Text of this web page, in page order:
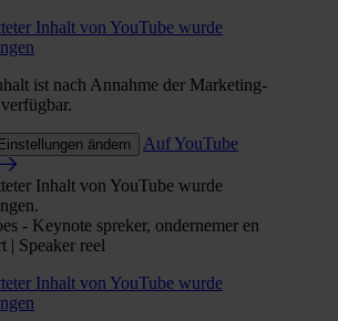
Inhalt von YouTube wurde
ist nach Annahme der Marketing-
ändern
Auf YouTube
Inhalt von YouTube wurde
- Keynote spreker, ondernemer en
| Speaker reel
Inhalt von YouTube wurde